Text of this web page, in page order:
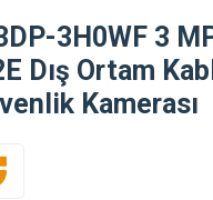
3H0WF 3
Dış Ortam
Kamerası